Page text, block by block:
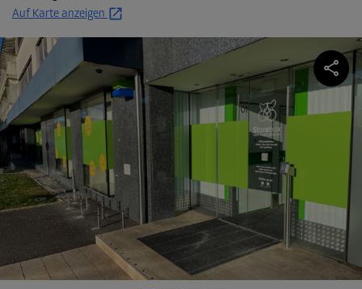
Auf Karte anzeigen